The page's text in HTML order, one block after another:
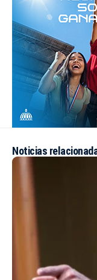
Noticias